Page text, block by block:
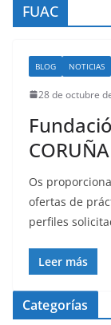
FUAC
BLOG NOTICIAS
28 de octubre
CORUÑA
Os
ofertas de
perfiles
Leer más
Categorías